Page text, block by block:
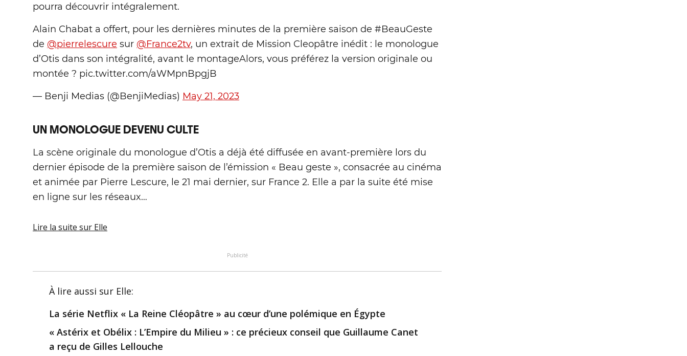
pourra découvrir intégralement.
Alain Chabat a offert, pour les dernières minutes de la première saison de #BeauGeste
de @pierrelescure sur @France2tv, un extrait de Mission Cleopâtre inédit : le monologue
d’Otis dans son intégralité, avant le montageAlors, vous préférez la version originale ou
montée ? pic.twitter.com/aWMpnBpgjB
— Benji Medias (@BenjiMedias) May 21, 2023
UN MONOLOGUE DEVENU CULTE
La scène originale du monologue d’Otis a déjà été diffusée en avant-première lors du
dernier épisode de la première saison de l’émission « Beau geste », consacrée au cinéma
et animée par Pierre Lescure, le 21 mai dernier, sur France 2. Elle a par la suite été mise
en ligne sur les réseaux…
Lire la suite sur Elle
Publicité
À lire aussi sur Elle:
La série Netflix « La Reine Cléopâtre » au cœur d’une polémique en Égypte
« Astérix et Obélix : L’Empire du Milieu » : ce précieux conseil que Guillaume Canet
a reçu de Gilles Lellouche